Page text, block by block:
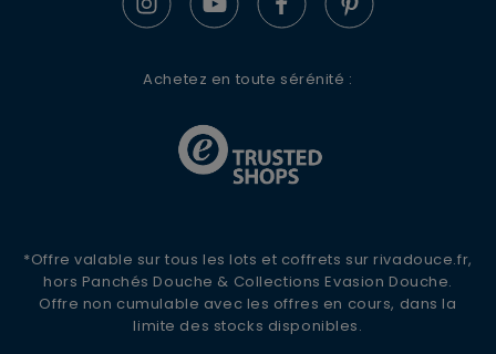
Achetez en toute sérénité :
*Offre valable sur tous les lots et coffrets sur rivadouce.fr,
hors Panchés Douche & Collections Evasion Douche.
Offre non cumulable avec les offres en cours, dans la
limite des stocks disponibles.